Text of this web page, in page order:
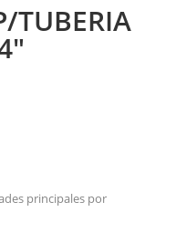
TUBERIA
principales por